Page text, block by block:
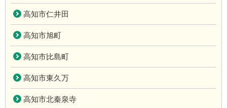
高知市仁井田
高知市旭町
高知市比島町
高知市東久万
高知市北秦泉寺